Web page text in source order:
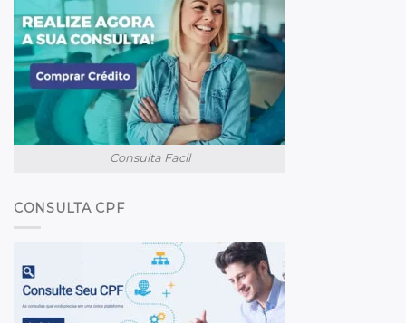
Consulta Facil
CONSULTA CPF